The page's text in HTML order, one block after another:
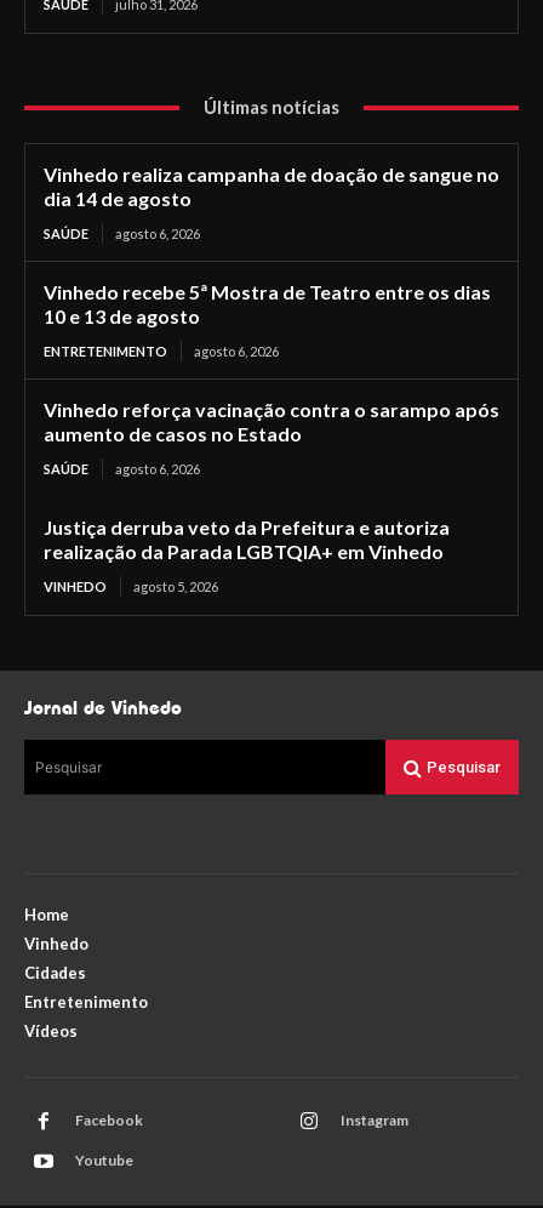
SAÚDE julho 31, 2026
Últimas notícias
Vinhedo realiza campanha de doação de sangue no
dia 14 de agosto
SAÚDE agosto 6, 2026
Vinhedo recebe 5ª Mostra de Teatro entre os dias
10 e 13 de agosto
ENTRETENIMENTO agosto 6, 2026
Vinhedo reforça vacinação contra o sarampo após
aumento de casos no Estado
SAÚDE agosto 6, 2026
Justiça derruba veto da Prefeitura e autoriza
realização da Parada LGBTQIA+ em Vinhedo
VINHEDO agosto 5, 2026
Jornal de Vinhedo
Pesquisar Pesquisar
Home
Vinhedo
Cidades
Entretenimento
Vídeos
Facebook Instagram
Youtube